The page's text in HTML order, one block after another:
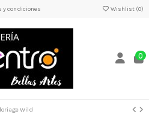
y condiciones Wishlist (0)
0
Wild